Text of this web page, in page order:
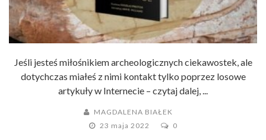
Jeśli jesteś miłośnikiem archeologicznych ciekawostek, ale
dotychczas miałeś z nimi kontakt tylko poprzez losowe
artykuły w Internecie – czytaj dalej, ...
MAGDALENA BIAŁEK
23 maja 2022
0